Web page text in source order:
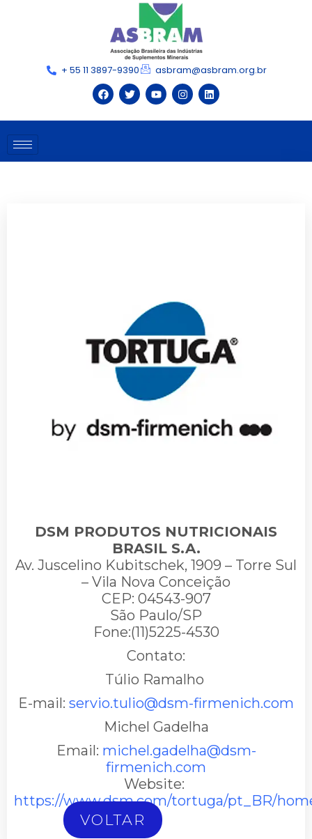
+ 55 11 3897-9390 asbram@asbram.org.br
DSM PRODUTOS NUTRICIONAIS
BRASIL S.A.
Av. Juscelino Kubitschek, 1909 – Torre Sul
– Vila Nova Conceição
CEP: 04543-907
São Paulo/SP
Fone:(11)5225-4530
Contato:
Túlio Ramalho
E-mail: servio.tulio@dsm-firmenich.com
Michel Gadelha
Email: michel.gadelha@dsm-
firmenich.com
Website:
https://www.dsm.com/tortuga/pt_BR/
VOLTAR